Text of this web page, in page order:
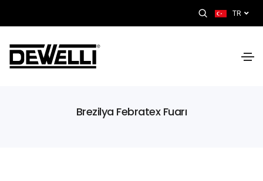
TR
Brezilya Febratex Fuarı